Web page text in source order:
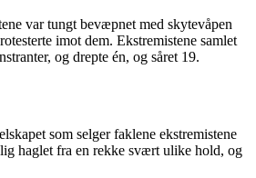
var tungt bevæpnet med skytevåpen
imot dem. Ekstremistene samlet
og drepte én, og såret 19.
som selger faklene ekstremistene
haglet fra en rekke svært ulike hold, og